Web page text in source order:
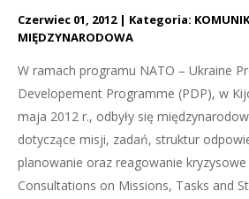
Czerwiec 01, 2012 Kategoria:
MIĘDZYNARODOWA
W ramach programu NATO – Ukraine
Developement Programme (PDP), w
maja 2012 r., odbyły się
dotyczące misji, zadań, struktur
planowanie oraz reagowanie
Consultations on Missions, Tasks and